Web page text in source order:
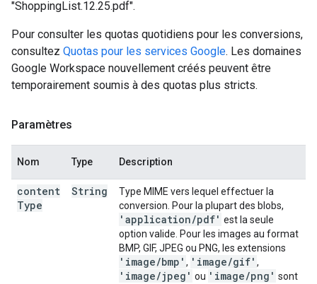
"ShoppingList.12.25.pdf".
Pour consulter les quotas quotidiens pour les conversions,
consultez Quotas pour les services Google. Les domaines
Google Workspace nouvellement créés peuvent être
temporairement soumis à des quotas plus stricts.
Paramètres
Nom Type Description
content
Type
String
Type MIME vers lequel effectuer la
conversion. Pour la plupart des blobs,
'application/pdf' est la seule
option valide. Pour les images au format
BMP, GIF, JPEG ou PNG, les extensions
'image/bmp' , 'image/gif' ,
'image/jpeg' ou 'image/png' sont